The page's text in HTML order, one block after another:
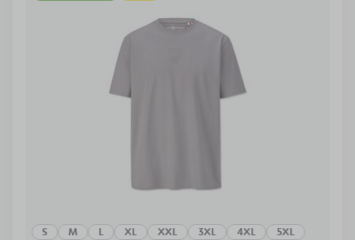
S M L XL XXL 3XL 4XL 5XL